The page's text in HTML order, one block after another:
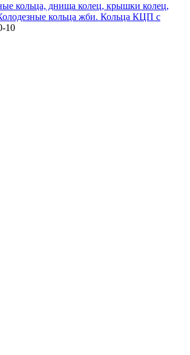
кольца, днища колец, крышки колец,
кольца жби. Кольца КЦП с
10